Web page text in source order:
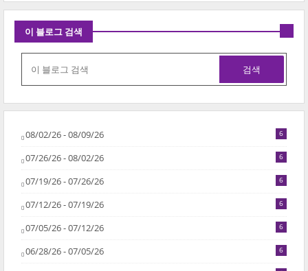
이 블로그 검색
08/02/26 - 08/09/26 6
07/26/26 - 08/02/26 6
07/19/26 - 07/26/26 6
07/12/26 - 07/19/26 6
07/05/26 - 07/12/26 6
06/28/26 - 07/05/26 6